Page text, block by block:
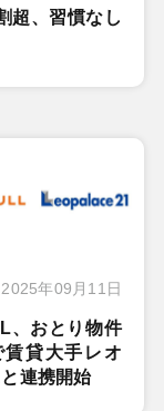
超、習慣なし
2025年09月11日
、おとり物件
賃貸大手レオ
連携開始